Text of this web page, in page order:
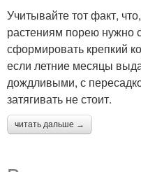
Учитывайте тот факт,
растениям порею нужно
сформировать крепкий
если летние месяцы
дождливыми, с
затягивать не стоит.
читать дальше →